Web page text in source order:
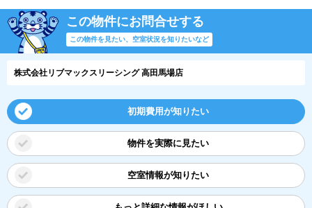
この物件にお問合せする
この物件を見たい、空室状況を知りたいなど
株式会社リブマックスリーシング 高田馬場店
初期費用が知りたい
物件を実際に見たい
空室情報が知りたい